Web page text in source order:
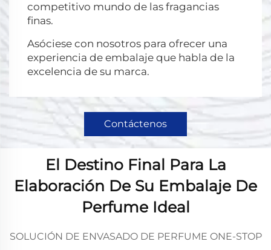
competitivo mundo de las fragancias
finas.
Asóciese con nosotros para ofrecer una
experiencia de embalaje que habla de la
excelencia de su marca.
Contáctenos
El Destino Final Para La
Elaboración De Su Embalaje De
Perfume Ideal
SOLUCIÓN DE ENVASADO DE PERFUME ONE-STOP